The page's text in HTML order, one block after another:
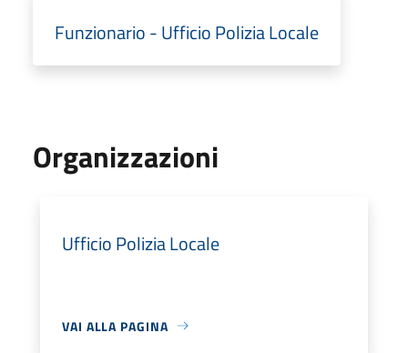
Funzionario - Ufficio Polizia Locale
Organizzazioni
Ufficio Polizia Locale
VAI ALLA PAGINA